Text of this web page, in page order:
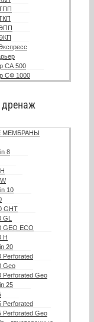
СА 500
СФ 1000
дренаж
МЕМБРАНЫ
8
10
GHT
GL
GEO ECO
H
20
Perforated
Geo
Perforated Geo
25
Perforated
Perforated Geo